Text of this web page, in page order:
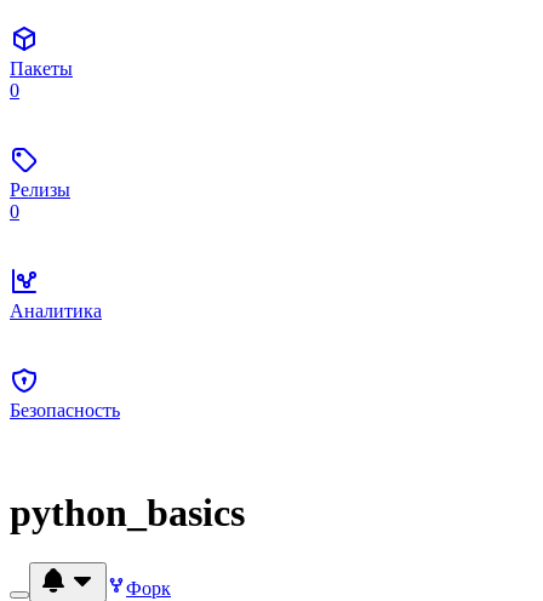
Пакеты
0
Релизы
0
Аналитика
Безопасность
python_basics
Форк